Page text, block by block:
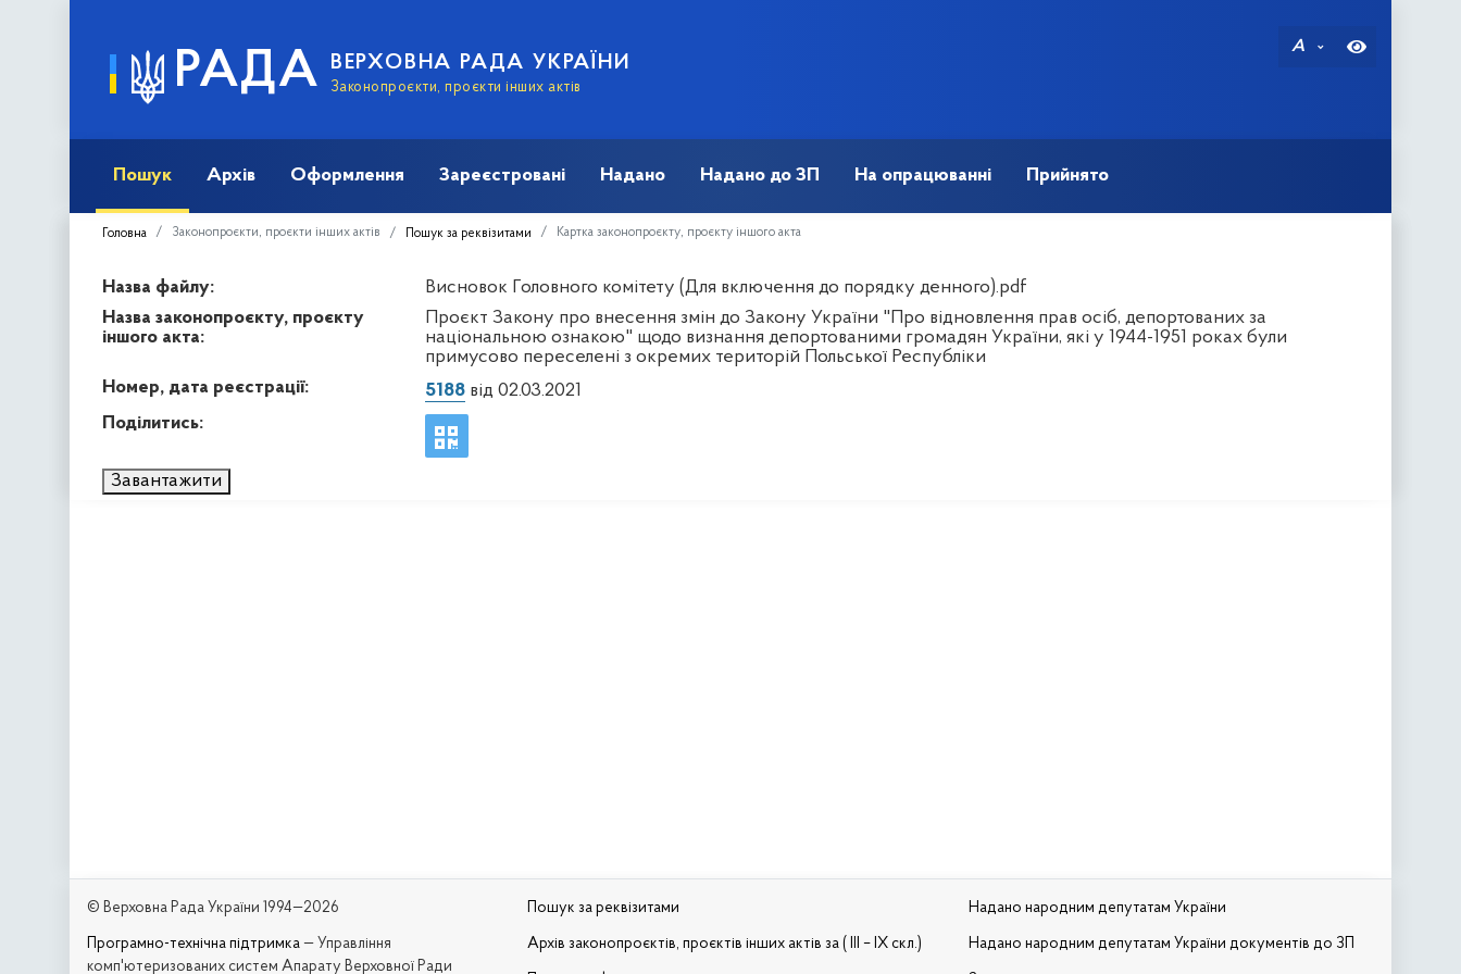
РАДА ВЕРХОВНА РАДА УКРАЇНИ
Законопроєкти, проєкти інших актів
A
Пошук Архів Оформлення Зареєстровані Надано Надано до ЗП На опрацюванні Прийнято
Головна Законопроєкти, проєкти інших актів Пошук за реквізитами Картка законопроєкту, проєкту іншого акта
Назва файлу:
Висновок Головного комітету (Для включення до порядку денного).pdf
Назва законопроєкту, проєкту
іншого акта:
Проєкт Закону про внесення змін до Закону України "Про відновлення прав осіб, депортованих за
національною ознакою" щодо визнання депортованими громадян України, які у 1944-1951 роках були
примусово переселені з окремих територій Польської Республіки
Номер, дата реєстрації:
5188від 02.03.2021
Поділитись:
Завантажити
© Верховна Рада України 1994—2026
Програмно-технічна підтримка — Управління
комп'ютеризованих систем Апарату Верховної Ради
Пошук за реквізитами
Архів законопроєктів, проєктів інших актів за ( III – IX скл.)
Надано народним депутатам України
Надано народним депутатам України документів до ЗП